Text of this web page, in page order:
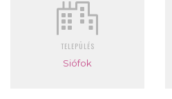
TELEPÜLÉS
Siófok